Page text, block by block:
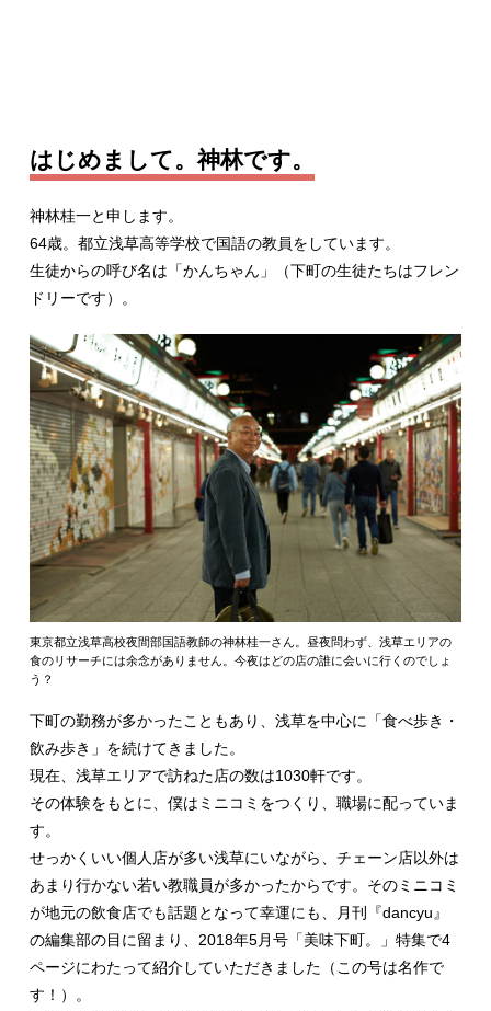
はじめまして。神林です。
神林桂一と申します。
64歳。都立浅草高等学校で国語の教員をしています。
生徒からの呼び名は「かんちゃん」（下町の生徒たちはフレン
ドリーです）。
東京都立浅草高校夜間部国語教師の神林桂一さん。昼夜問わず、浅草エリアの
食のリサーチには余念がありません。今夜はどの店の誰に会いに行くのでしょ
う？
下町の勤務が多かったこともあり、浅草を中心に「食べ歩き・
飲み歩き」を続けてきました。
現在、浅草エリアで訪ねた店の数は1030軒です。
その体験をもとに、僕はミニコミをつくり、職場に配っていま
す。
せっかくいい個人店が多い浅草にいながら、チェーン店以外は
あまり行かない若い教職員が多かったからです。そのミニコミ
が地元の飲食店でも話題となって幸運にも、月刊『dancyu』
の編集部の目に留まり、2018年5月号「美味下町。」特集で4
ページにわたって紹介していただきました（この号は名作で
す！）。